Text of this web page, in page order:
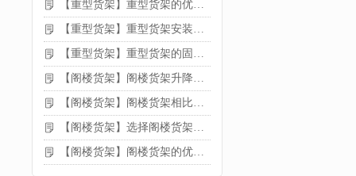
【重型货架】重型货架的优缺点
【重型货架】重型货架安装需要注意什么？
【重型货架】重型货架的固定方法
【阁楼货架】阁楼货架升降机需要注意哪些
【阁楼货架】阁楼货架相比传统货架的优势是什么
【阁楼货架】选择阁楼货架的好处？
【阁楼货架】阁楼货架的优点是什么